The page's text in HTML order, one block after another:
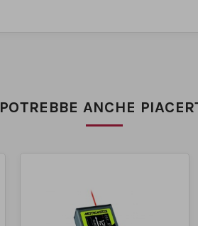
POTREBBE ANCHE